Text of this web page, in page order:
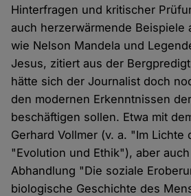
Hinterfragen und kritischer
auch herzerwärmende Beispiele
wie Nelson Mandela und
Jesus, zitiert aus der
hätte sich der Journalist doch
den modernen Erkenntnissen
beschäftigen sollen. Etwa mit
Gerhard Vollmer (v. a. "Im
"Evolution und Ethik"), aber
Abhandlung "Die soziale
biologische Geschichte des